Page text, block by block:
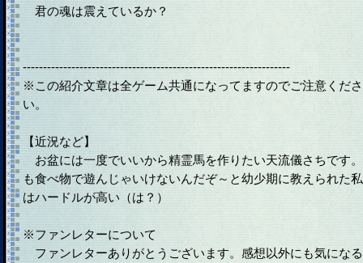
君の魂は震えているか？
------------------------------------------------------------------
※この紹介文章は全ゲーム共通になってますのでご注意くださ
い。
【近況など】
お盆には一度でいいから精霊馬を作りたい天流儀さちです
も食べ物で遊んじゃいけないんだぞ～と幼少期に教えられた
はハードルが高い（は？）
※ファンレターについて
ファンレターありがとうございます。感想以外にも気にな